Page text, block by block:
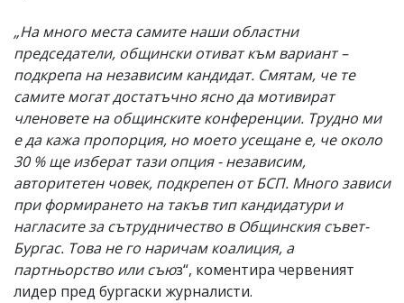
„На много места самите наши областни
председатели, общински отиват към вариант –
подкрепа на независим кандидат. Смятам, че те
самите могат достатъчно ясно да мотивират
членовете на общинските конференции. Трудно ми
е да кажа пропорция, но моето усещане е, че около
30 % ще изберат тази опция - независим,
авторитетен човек, подкрепен от БСП. Много зависи
при формирането на такъв тип кандидатури и
нагласите за сътрудничество в Общинския съвет-
Бургас. Това не го наричам коалиция, а
партньорство или съюз“, коментира червеният
лидер пред бургаски журналисти.